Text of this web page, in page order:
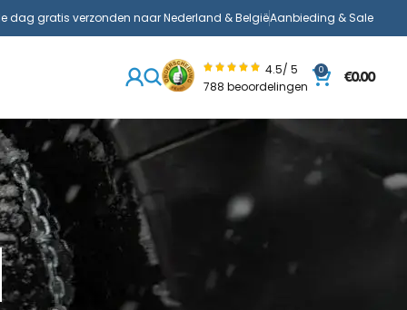
dag gratis verzonden naar Nederland & BelgiëAanbieding & Sale
4.5/ 5
788 beoordelingen
0
€0.00